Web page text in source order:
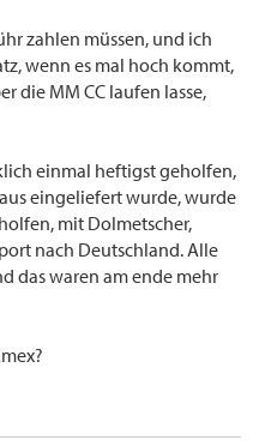
zahlen müssen, und ich
wenn es mal hoch kommt,
die MM CC laufen lasse,
einmal heftigst geholfen,
eingeliefert wurde, wurde
mit Dolmetscher,
nach Deutschland. Alle
das waren am ende mehr